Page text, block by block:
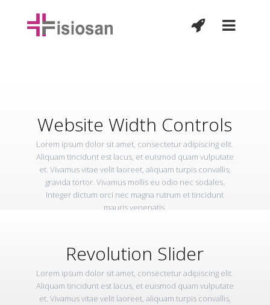
Website Width Controls
Lorem ipsum dolor sit amet, consectetur adipiscing elit.
Aliquam tincidunt est lacus, et euismod quam vulputate
et. Vivamus vitae velit laoreet, aliquam turpis convallis,
gravida tortor. Vivamus mollis eu odio nec sodales.
Integer dictum orci nec magna rutrum et tincidunt
mauris venenatis.
Revolution Slider
Lorem ipsum dolor sit amet, consectetur adipiscing elit.
Aliquam tincidunt est lacus, et euismod quam vulputate
et. Vivamus vitae velit laoreet, aliquam turpis convallis,